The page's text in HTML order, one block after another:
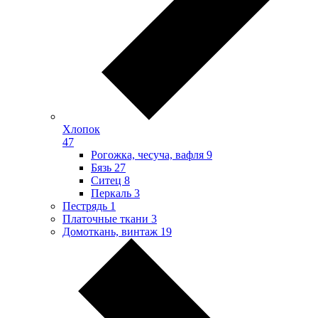
Хлопок
47
Рогожка, чесуча, вафля 9
Бязь 27
Ситец 8
Перкаль 3
Пестрядь 1
Платочные ткани 3
Домоткань, винтаж 19